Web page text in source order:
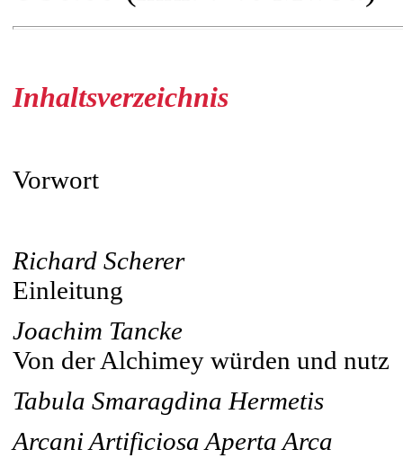
Inhaltsverzeichnis
Vorwort
Richard Scherer
Einleitung
Joachim Tancke
Von der Alchimey würden und nutz
Tabula Smaragdina Hermetis
Arcani Artificiosa Aperta Arca